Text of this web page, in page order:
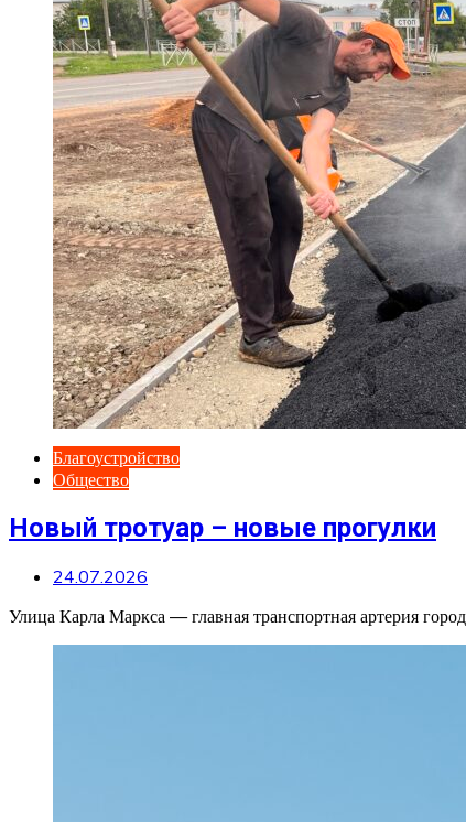
Благоустройство
Общество
Новый тротуар – новые прогулки
24.07.2026
Улица Карла Маркса — главная транспортная артерия